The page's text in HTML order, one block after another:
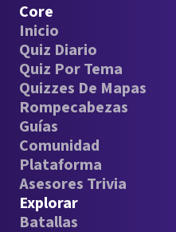
Core
Inicio
Quiz Diario
Quiz Por Tema
Quizzes De Mapas
Rompecabezas
Guías
Comunidad
Plataforma
Asesores Trivia
Explorar
Batallas